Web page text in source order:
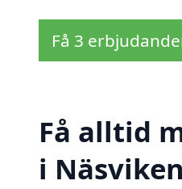
Få 3
Få alltid
i Näsviken